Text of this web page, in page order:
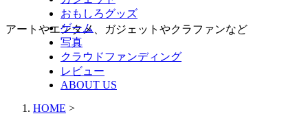
アートやエンタメ、ガジェットやクラファンなど
おもしろグッズ
ゲーム
写真
クラウドファンディング
レビュー
ABOUT US
HOME >